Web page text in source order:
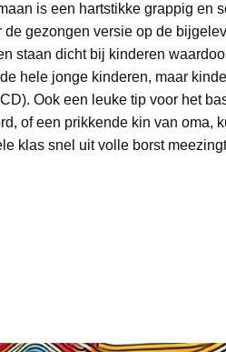
is een hartstikke grappig en
de gezongen versie op de
staan dicht bij kinderen
hele jonge kinderen, maar
Ook een leuke tip voor het
of een prikkende kin van oma,
klas snel uit volle borst